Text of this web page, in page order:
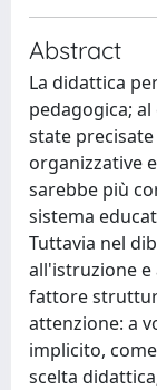
Abstract
La didattica
pedagogica;
state
organizzative
sarebbe più
sistema
Tuttavia nel
all'istruzione
fattore
attenzione: a
implicito,
scelta